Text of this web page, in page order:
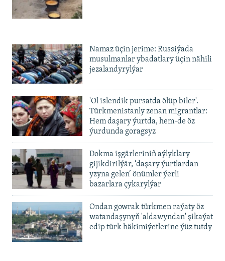
Namaz üçin jerime: Russiýada
musulmanlar ybadatlary üçin nähili
jezalandyrylýar
'Ol islendik pursatda ölüp biler'.
Türkmenistanly zenan migrantlar:
Hem daşary ýurtda, hem-de öz
ýurdunda goragsyz
Dokma işgärleriniň aýlyklary
gijikdirilýär, ‘daşary ýurtlardan
yzyna gelen’ önümler ýerli
bazarlara çykarylýar
Ondan gowrak türkmen raýaty öz
watandaşynyň 'aldawyndan' şikaýat
edip türk häkimiýetlerine ýüz tutdy